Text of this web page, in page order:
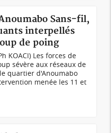
Sans-fil,
interpellés
de poing
KOACI) Les forces de
sévère aux réseaux de
quartier d'Anoumabo
menée les 11 et